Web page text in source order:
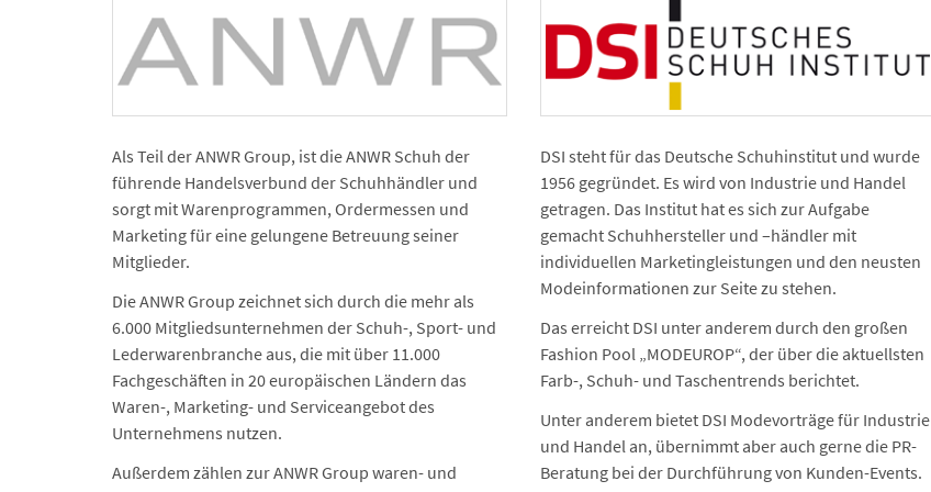
Als Teil der ANWR Group, ist die ANWR Schuh der
führende Handels­verbund der Schuhhändler und
sorgt mit Waren­programmen, Ordermessen und
Marketing für eine gelungene Betreuung seiner
Mitglieder.
Die ANWR Group zeichnet sich durch die mehr als
6.000 Mitglieds­unternehmen der Schuh-, Sport- und
Lederwarenbranche aus, die mit über 11.000
Fachgeschäften in 20 europäischen Ländern das
Waren-, Marketing- und Serviceangebot des
Unternehmens nutzen.
Außerdem zählen zur ANWR Group waren- und
DSI steht für das Deutsche Schuhinstitut und wurde
1956 gegründet. Es wird von Industrie und Handel
getragen. Das Institut hat es sich zur Aufgabe
gemacht Schuh­hersteller und –händler mit
individuellen Marketing­leistungen und den neusten
Modeinformationen zur Seite zu stehen.
Das erreicht DSI unter anderem durch den großen
Fashion Pool „MODEUROP“, der über die aktuellsten
Farb-, Schuh- und Taschentrends berichtet.
Unter anderem bietet DSI Modevorträge für Industrie
und Handel an, übernimmt aber auch gerne die PR-
Beratung bei der Durchführung von Kunden-Events.